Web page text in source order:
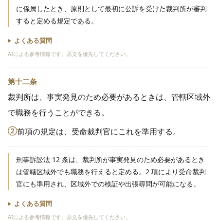
に係属したとき、原則として最初に公訴を受けた裁判所が審判
すると定める規定である。
よくある質問
AIによる参考情報です。原文を優先してください。
第十二条
裁判所は、事実発見のため必要があるときは、管轄区域外
で職務を行うことができる。
②前項の規定は、受命裁判官にこれを準用する。
刑事訴訟法 12 条は、裁判所が事実発見のため必要があるとき
は管轄区域外でも職務を行えると定める。2 項により受命裁判
官にも準用され、区域外での検証や出張尋問が可能になる。
よくある質問
AIによる参考情報です。原文を優先してください。